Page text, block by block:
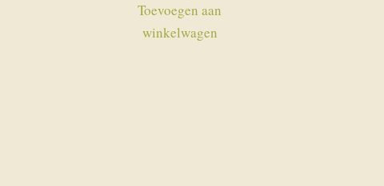
Toevoegen aan
winkelwagen